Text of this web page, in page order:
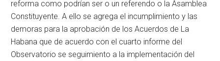
reforma como podrían ser o un referendo o la Asamblea
Constituyente. A ello se agrega el incumplimiento y las
demoras para la aprobación de los Acuerdos de La
Habana que de acuerdo con el cuarto informe del
Observatorio se seguimiento a la implementación del